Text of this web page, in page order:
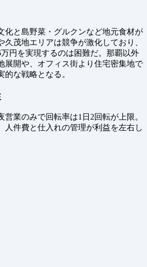
化と島野菜・グルクンなど地元食材が
久茂地エリアは競争が激化しており、
円を実現するのは困難だ。那覇以外
展開や、オフィス街より住宅密集地で
な戦略となる。
業のみで回転率は1日2回転が上限。
人件費と仕入れの管理が利益を左右し